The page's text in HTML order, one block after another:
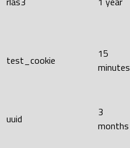
test_cookie
15
minutes
uuid
3
months